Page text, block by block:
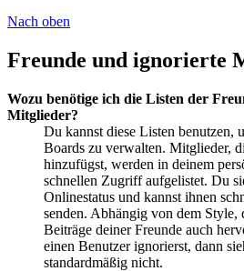
Nach oben
Freunde und ignorierte
Wozu benötige ich die Listen der
Mitglieder?
Du kannst diese Listen benutzen,
Boards zu verwalten. Mitglieder,
hinzufügst, werden in deinem
schnellen Zugriff aufgelistet. Du
Onlinestatus und kannst ihnen
senden. Abhängig von dem Style,
Beiträge deiner Freunde auch
einen Benutzer ignorierst, dann
standardmäßig nicht.